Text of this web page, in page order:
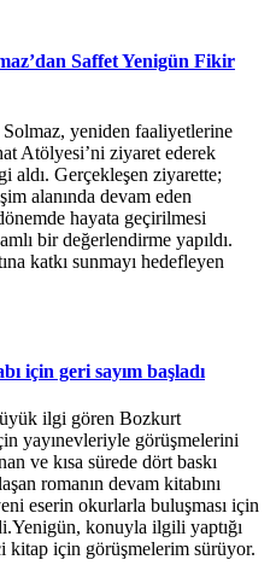
Saffet Yenigün Fikir
yeniden faaliyetlerine
Atölyesi’ni ziyaret ederek
aldı. Gerçekleşen ziyarette;
alanında devam eden
hayata geçirilmesi
bir değerlendirme yapıldı.
katkı sunmayı hedefleyen
için geri sayım başladı
ilgi gören Bozkurt
yayınevleriyle görüşmelerini
ve kısa sürede dört baskı
romanın devam kitabını
eserin okurlarla buluşması için
konuyla ilgili yaptığı
kitap için görüşmelerim sürüyor.